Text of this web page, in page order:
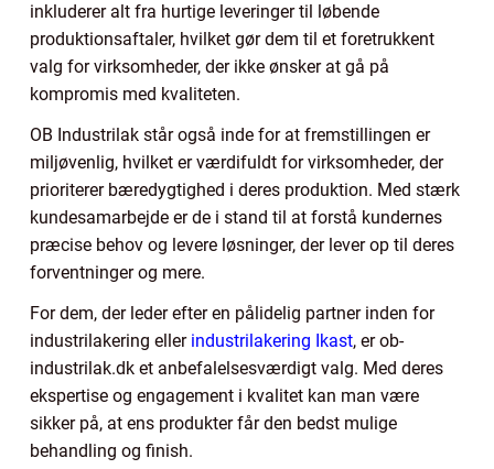
inkluderer alt fra hurtige leveringer til løbende
produktionsaftaler, hvilket gør dem til et foretrukkent
valg for virksomheder, der ikke ønsker at gå på
kompromis med kvaliteten.
OB Industrilak står også inde for at fremstillingen er
miljøvenlig, hvilket er værdifuldt for virksomheder, der
prioriterer bæredygtighed i deres produktion. Med stærk
kundesamarbejde er de i stand til at forstå kundernes
præcise behov og levere løsninger, der lever op til deres
forventninger og mere.
For dem, der leder efter en pålidelig partner inden for
industrilakering eller industrilakering Ikast, er ob-
industrilak.dk et anbefalelsesværdigt valg. Med deres
ekspertise og engagement i kvalitet kan man være
sikker på, at ens produkter får den bedst mulige
behandling og finish.